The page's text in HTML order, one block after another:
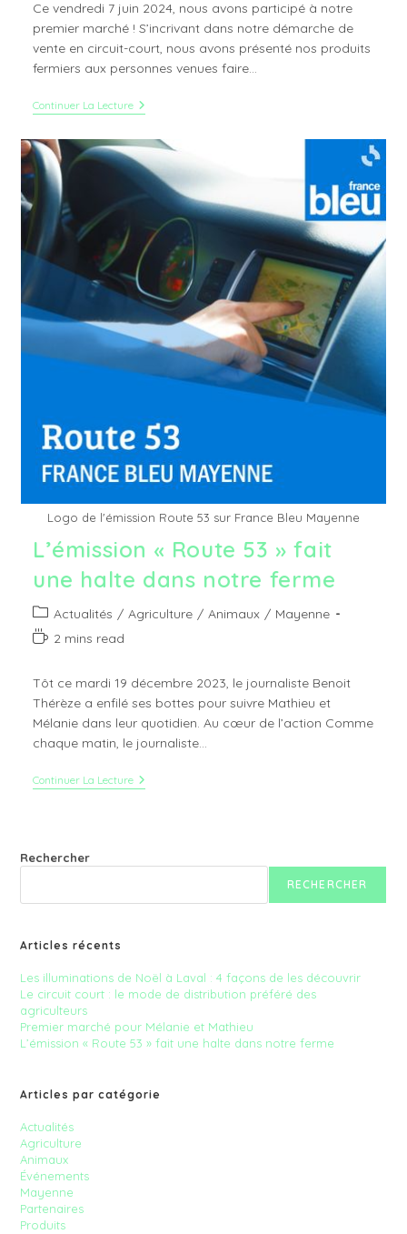
Ce vendredi 7 juin 2024, nous avons participé à notre
premier marché ! S’incrivant dans notre démarche de
vente en circuit-court, nous avons présenté nos produits
fermiers aux personnes venues faire…
Continuer La LecturePremier
Marché
Mélanie
Et
Mathieu
Logo de l'émission Route 53 sur France Bleu Mayenne
L’émission « Route 53 » fait
une halte dans notre ferme
Post
category:
Actualités / Agriculture / Animaux / Mayenne
Temps2 mins read
Tôt ce mardi 19 décembre 2023, le journaliste Benoit
Thérèze a enfilé ses bottes pour suivre Mathieu et
Mélanie dans leur quotidien. Au cœur de l’action Comme
chaque matin, le journaliste…
Continuer La LectureL’émission
Notre
Rechercher
RECHERCHER
Articles récents
Les illuminations de Noël à Laval : 4 façons de les découvrir
Le circuit court : le mode de distribution préféré des
agriculteurs
Premier marché pour Mélanie et Mathieu
L’émission « Route 53 » fait une halte dans notre ferme
Articles par catégorie
Actualités
Agriculture
Animaux
Événements
Mayenne
Partenaires
Produits